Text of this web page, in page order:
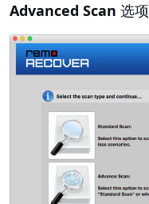
Advanced Scan 选项